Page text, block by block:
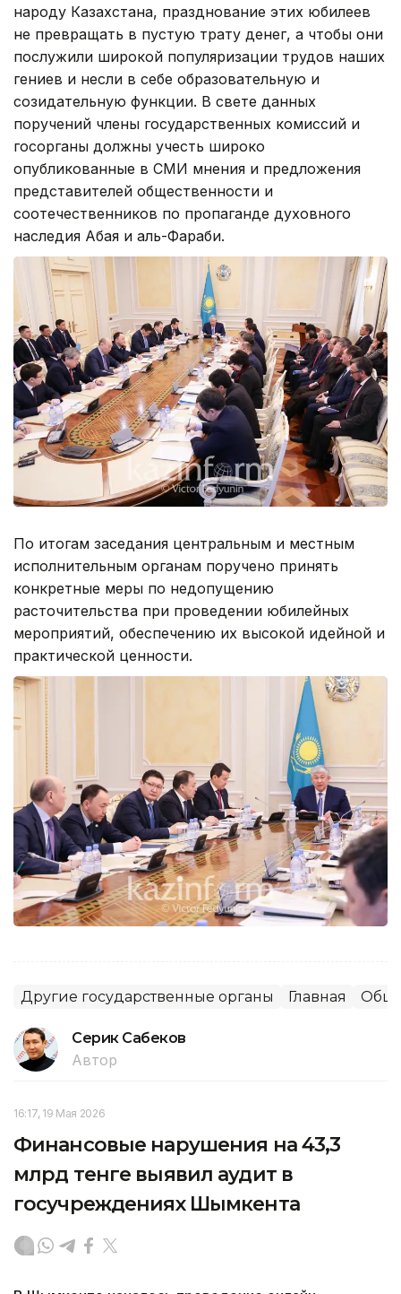
народу Казахстана, празднование этих юбилеев
не превращать в пустую трату денег, а чтобы они
послужили широкой популяризации трудов наших
гениев и несли в себе образовательную и
созидательную функции. В свете данных
поручений члены государственных комиссий и
госорганы должны учесть широко
опубликованные в СМИ мнения и предложения
представителей общественности и
соотечественников по пропаганде духовного
наследия Абая и аль-Фараби.
По итогам заседания центральным и местным
исполнительным органам поручено принять
конкретные меры по недопущению
расточительства при проведении юбилейных
мероприятий, обеспечению их высокой идейной и
практической ценности.
Другие государственные органы Главная
Серик Сабеков
Автор
16:17, 19 Мая 2026
Финансовые нарушения на 43,3
млрд тенге выявил аудит в
госучреждениях Шымкента